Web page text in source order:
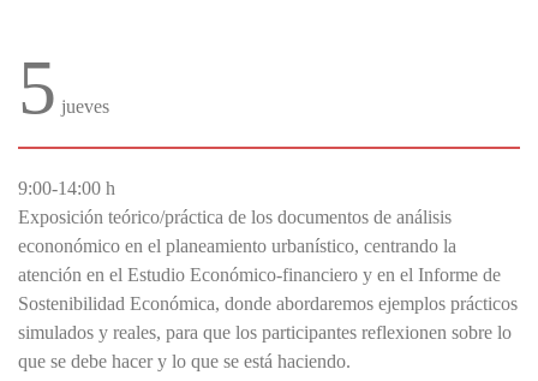
5 jueves
9:00-14:00 h
Exposición teórico/práctica de los documentos de análisis
econonómico en el planeamiento urbanístico, centrando la
atención en el Estudio Económico-financiero y en el Informe de
Sostenibilidad Económica, donde abordaremos ejemplos prácticos
simulados y reales, para que los participantes reflexionen sobre lo
que se debe hacer y lo que se está haciendo.